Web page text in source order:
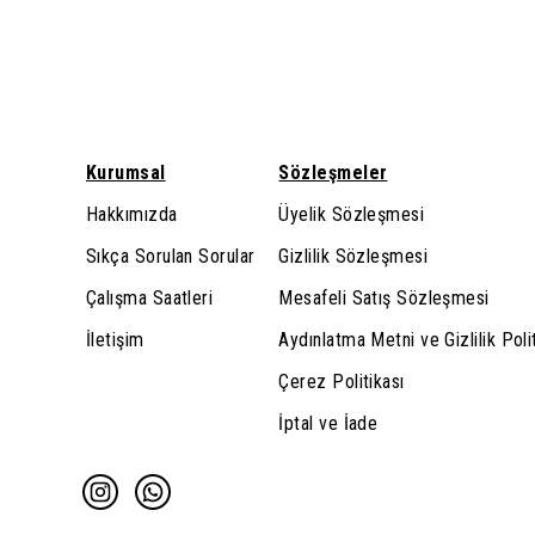
Kurumsal
Hakkımızda
Sıkça Sorulan Sorular
Çalışma Saatleri
İletişim
Sözleşmeler
Üyelik Sözleşmesi
Gizlilik Sözleşmesi
Mesafeli Satış Sözleşmesi
Aydınlatma Metni ve Gizlilik
Çerez Politikası
İptal ve İade